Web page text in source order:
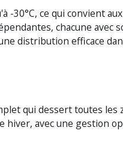
30°C, ce qui convient
chacune avec
distribution efficace
qui dessert toutes les
avec une gestion